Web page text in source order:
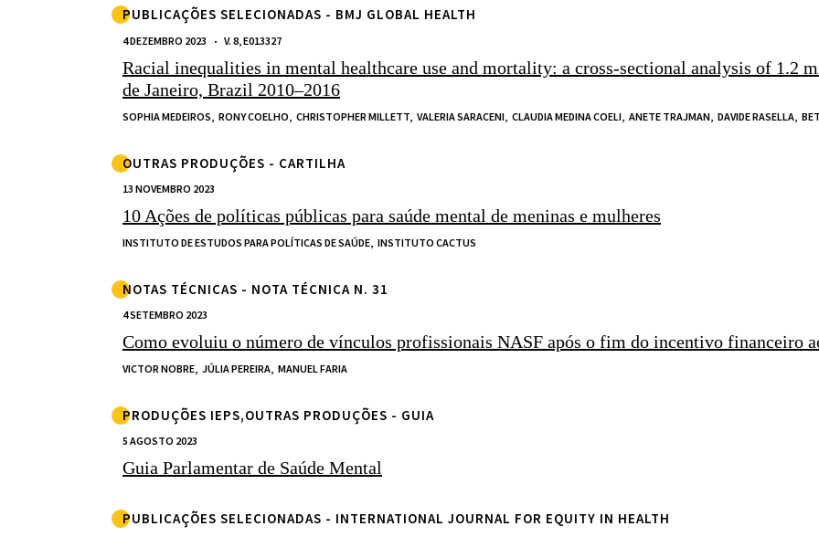
PUBLICAÇÕES SELECIONADAS - BMJ GLOBAL HEALTH
4 DEZEMBRO 2023 V. 8, E013327
Racial inequalities in mental healthcare use and mortality: a cross-sectional analysis of
de Janeiro, Brazil 2010–2016
SOPHIA MEDEIROS, RONY COELHO, CHRISTOPHER MILLETT, VALERIA SARACENI, CLAUDIA MEDINA COELI, ANETE TRAJMAN, DAVIDE RASELLA,
OUTRAS PRODUÇÕES - CARTILHA
13 NOVEMBRO 2023
10 Ações de políticas públicas para saúde mental de meninas e mulheres
INSTITUTO DE ESTUDOS PARA POLÍTICAS DE SAÚDE, INSTITUTO CACTUS
NOTAS TÉCNICAS - NOTA TÉCNICA N. 31
4 SETEMBRO 2023
Como evoluiu o número de vínculos profissionais NASF após o fim do incentivo financeiro
VICTOR NOBRE, JÚLIA PEREIRA, MANUEL FARIA
PRODUÇÕES IEPS,OUTRAS PRODUÇÕES - GUIA
5 AGOSTO 2023
Guia Parlamentar de Saúde Mental
PUBLICAÇÕES SELECIONADAS - INTERNATIONAL JOURNAL FOR EQUITY IN HEALTH